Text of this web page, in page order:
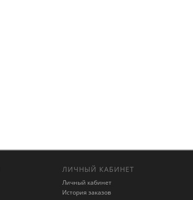
ЛИЧНЫЙ КАБИНЕТ
Личный кабинет
История заказов